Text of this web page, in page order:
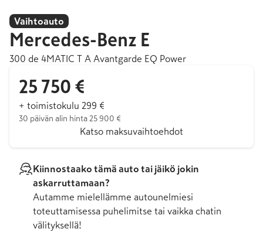
Vaihtoauto
Mercedes-Benz E
300 de 4MATIC T A Avantgarde EQ Power
25 750 €
+ toimistokulu 299 €
30 päivän alin hinta 25 900 €
Katso maksuvaihtoehdot
Kiinnostaako tämä auto tai jäikö jokin
askarruttamaan?
Autamme mielellämme autounelmiesi
toteuttamisessa puhelimitse tai vaikka chatin
välityksellä!